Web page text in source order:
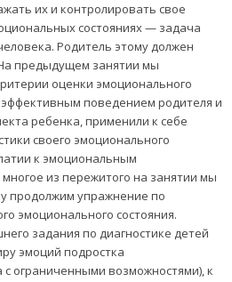
их и контролировать свое
состояниях — задача
Родитель этому должен
предыдущем занятии мы
оценки эмоционального
поведением родителя и
ребенка, применили к себе
своего эмоционального
к эмоциональным
из пережитого на занятии мы
продолжим упражнение по
эмоционального состояния.
задания по диагностике детей
эмоций подростка
ограниченными возможностями), к